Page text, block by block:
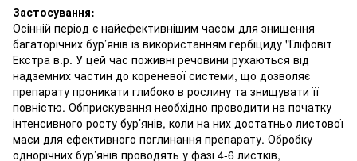
Застосування:
Осінній період є найефективнішим часом для знищення
багаторічних бур’янів із використанням гербіциду "Гліфовіт
Екстра в.р. У цей час поживні речовини рухаються від
надземних частин до кореневої системи, що дозволяє
препарату проникати глибоко в рослину та знищувати її
повністю. Обприскування необхідно проводити на початку
інтенсивного росту бур’янів, коли на них достатньо листової
маси для ефективного поглинання препарату. Обробку
однорічних бур’янів проводять у фазі 4-6 листків,